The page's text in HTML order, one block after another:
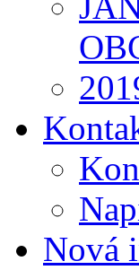
Nová